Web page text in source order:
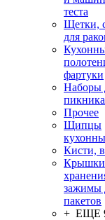
теста
Щетки,
для
фартуки
Наборы
пикника
Прочее
Щипцы
Кисти,
Крышки
зажимы
пакетов
+ ЕЩЕ